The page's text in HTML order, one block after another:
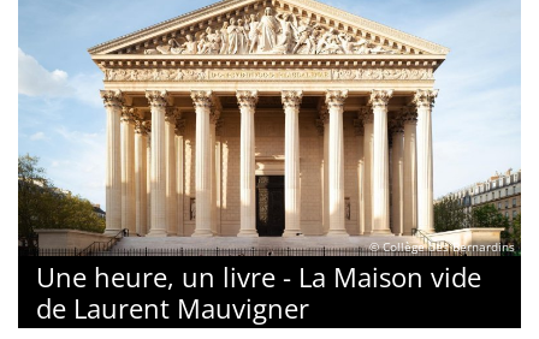
© Collège des Bernardins
Une heure, un livre - La Maison vide
de Laurent Mauvigner